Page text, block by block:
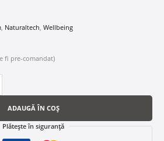
Naturaltech Wellbeing
fi pre-comandat)
ADAUGĂ ÎN COȘ
Plătește în siguranță